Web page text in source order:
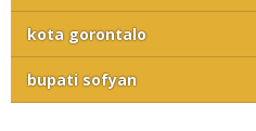
kota gorontalo
bupati sofyan